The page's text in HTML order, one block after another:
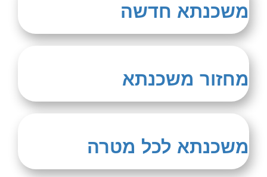
משכנתא חדשה
מחזור משכנתא
משכנתא לכל מטרה